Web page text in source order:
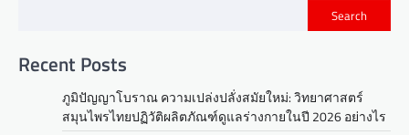
Search
Recent Posts
ภูมิปัญญาโบราณ ความเปล่งปลั่งสมัยใหม่: วิทยาศาสตร์
สมุนไพรไทยปฏิวัติผลิตภัณฑ์ดูแลร่างกายในปี 2026 อย่างไร